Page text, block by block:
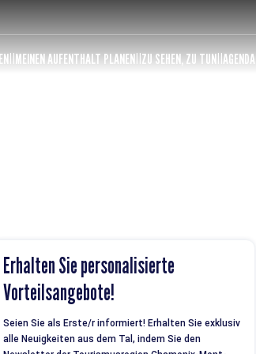
MEINEN AUFENTHALT PLANEN ZU SEHEN, ZU TUN AGENDA
Erhalten Sie personalisierte
Vorteilsangebote!
Seien Sie als Erste/r informiert! Erhalten Sie exklusiv
alle Neuigkeiten aus dem Tal, indem Sie den